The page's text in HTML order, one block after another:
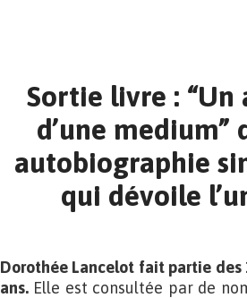
Sortie livre :
d’une
autobiographie
qui dévoile
Dorothée Lancelot fait partie des
ans. Elle est consultée par de